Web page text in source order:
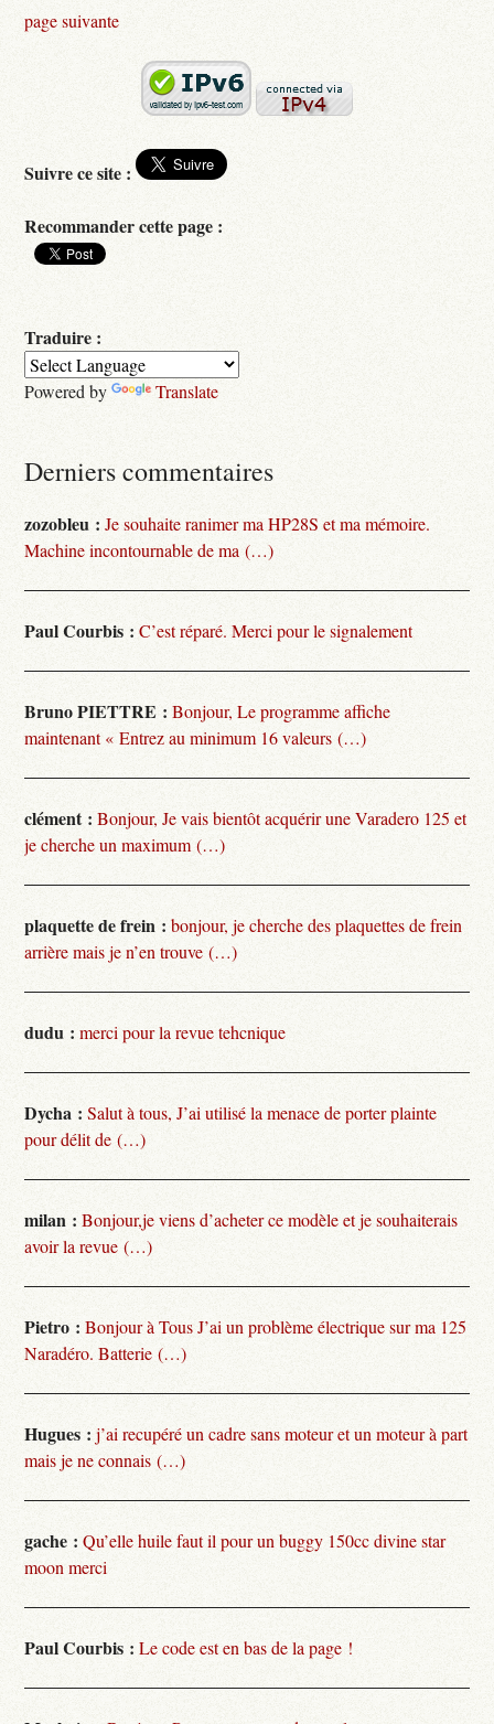
page suivante
Suivre ce site :
Recommander cette page :
Traduire :
Powered by Translate
Derniers commentaires
zozobleu : Je souhaite ranimer ma HP28S et ma mémoire.
Machine incontournable de ma (…)
Paul Courbis : C’est réparé. Merci pour le signalement
Bruno PIETTRE : Bonjour, Le programme affiche
maintenant « Entrez au minimum 16 valeurs (…)
clément : Bonjour, Je vais bientôt acquérir une Varadero 125 et
je cherche un maximum (…)
plaquette de frein : bonjour, je cherche des plaquettes de frein
arrière mais je n’en trouve (…)
dudu : merci pour la revue tehcnique
Dycha : Salut à tous, J’ai utilisé la menace de porter plainte
pour délit de (…)
milan : Bonjour,je viens d’acheter ce modèle et je souhaiterais
avoir la revue (…)
Pietro : Bonjour à Tous J’ai un problème électrique sur ma 125
Naradéro. Batterie (…)
Hugues : j’ai recupéré un cadre sans moteur et un moteur à part
mais je ne connais (…)
gache : Qu’elle huile faut il pour un buggy 150cc divine star
moon merci
Paul Courbis : Le code est en bas de la page !